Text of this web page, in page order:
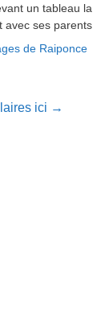
un tableau la
avec ses parents
de Raiponce
ici →